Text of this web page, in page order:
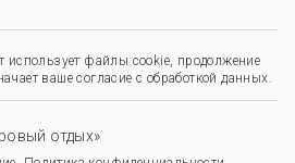
использует файлы cookie, продолжение
ваше согласие с обработкой данных.
отдых»